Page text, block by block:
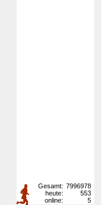
Gesamt: 7996978
heute:
553
online:
5